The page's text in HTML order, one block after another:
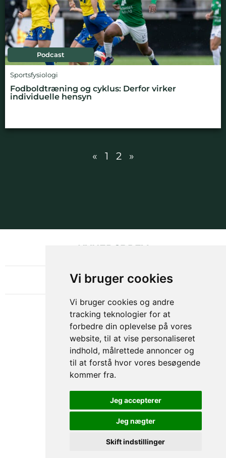
Vi bruger cookies
Vi bruger cookies og andre
tracking teknologier for at
forbedre din oplevelse på vores
website, til at vise personaliseret
indhold, målrettede annoncer og
til at forstå hvor vores besøgende
kommer fra.
Jeg accepterer
Jeg nægter
Skift indstillinger
Podcast
Sportsfysiologi
Fodboldtræning og cyklus: Derfor virker
individuelle hensyn
« 1 2 »
NYHEDSBREV
OM GAMECHANGER